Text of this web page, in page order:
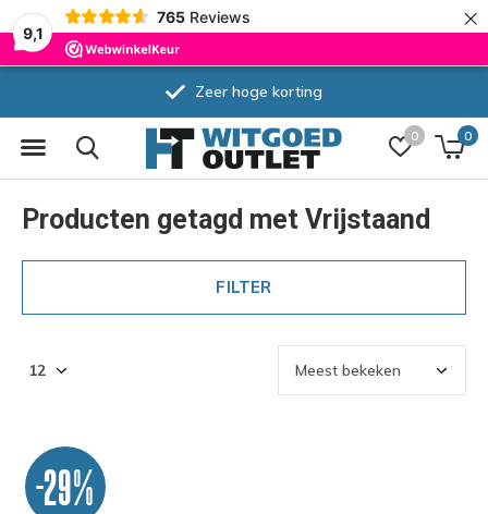
9,1
765 Reviews ×
0 0
Zeer hoge korting
Producten getagd met Vrijstaand
FILTER
-29%